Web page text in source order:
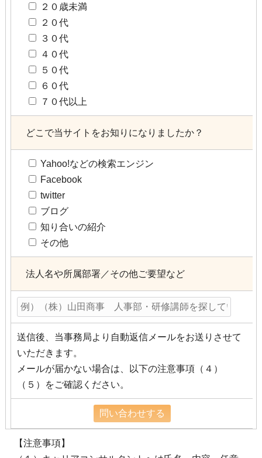
２０歳未満
２０代
３０代
４０代
５０代
６０代
７０代以上
どこで当サイトをお知りになりましたか？
Yahoo!などの検索エンジン
Facebook
twitter
ブログ
知り合いの紹介
その他
法人名や所属部署／その他ご要望など
送信後、当事務局より自動返信メールをお送りさせて
いただきます。
メールが届かない場合は、以下の注意事項（４）
（５）をご確認ください。
【注意事項】